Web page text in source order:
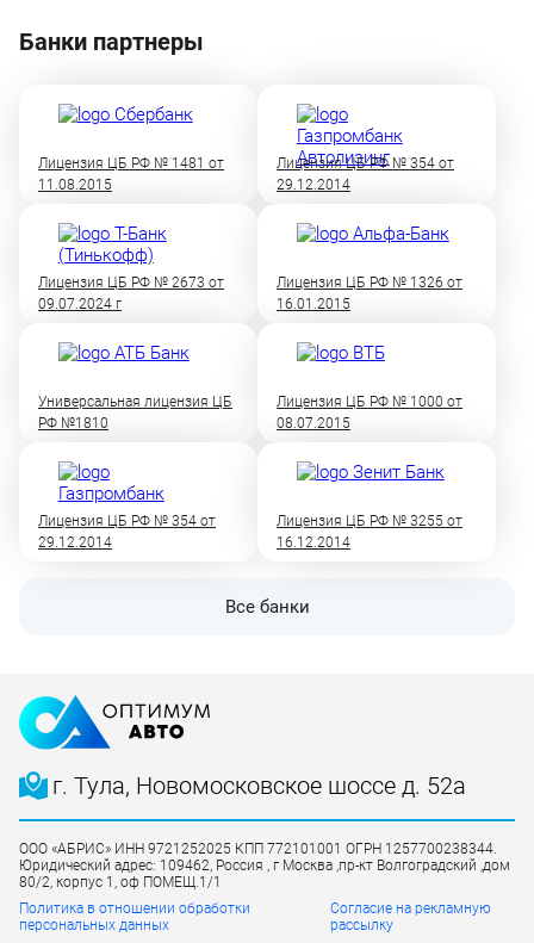
Банки партнеры
Лицензия ЦБ РФ № 1481 от
11.08.2015
Лицензия ЦБ РФ № 354 от
29.12.2014
Лицензия ЦБ РФ № 2673 от
09.07.2024 г
Лицензия ЦБ РФ № 1326 от
16.01.2015
Универсальная лицензия ЦБ
РФ №1810
Лицензия ЦБ РФ № 1000 от
08.07.2015
Лицензия ЦБ РФ № 354 от
29.12.2014
Лицензия ЦБ РФ № 3255 от
16.12.2014
Все банки
г. Тула, Новомосковское шоссе д. 52а
ООО «АБРИС» ИНН 9721252025 КПП 772101001 ОГРН 1257700238344.
Юридический адрес: 109462, Россия , г Москва ,пр-кт Волгоградский ,дом
80/2, корпус 1, оф ПОМЕЩ.1/1
Политика в отношении обработки
персональных данных
Согласие на рекламную
рассылку